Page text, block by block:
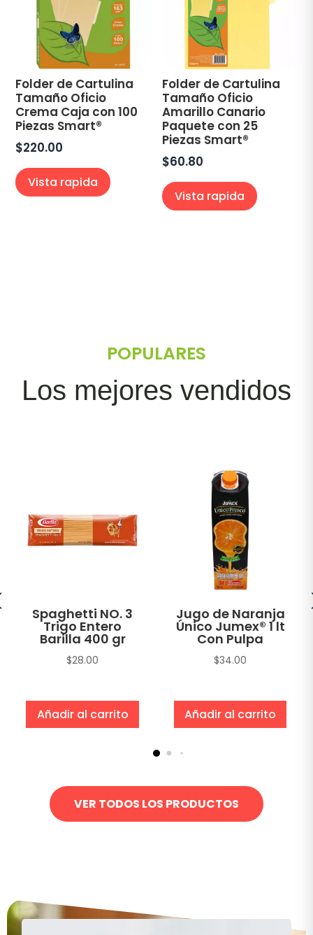
Folder de Cartulina
Tamaño Oficio
Crema Caja con 100
Piezas Smart®
$220.00
Vista rapida
Folder de Cartulina
Tamaño Oficio
Amarillo Canario
Paquete con 25
Piezas Smart®
$60.80
Vista rapida
POPULARES
Los mejores vendidos
Spaghetti NO. 3
Trigo Entero
Barilla 400 gr
$28.00
Añadir al carrito
Jugo de Naranja
Único Jumex® 1 lt
Con Pulpa
$34.00
Añadir al carrito
VER TODOS LOS PRODUCTOS